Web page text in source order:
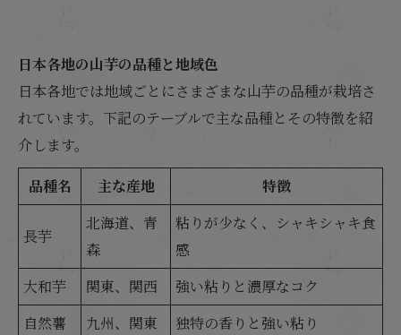
日本各地の山芋の品種と地域色
日本各地では地域ごとにさまざまな山芋の品種が栽培さ
れています。下記のテーブルで主な品種とその特徴を紹
介します。
品種名
主な産地 特徴
長芋
北海道、青
森
粘りが少なく、シャキシャキ食
感
大和芋
関東、関西
強い粘りと濃厚なコク
自然薯
九州、関東
独特の香りと強い粘り